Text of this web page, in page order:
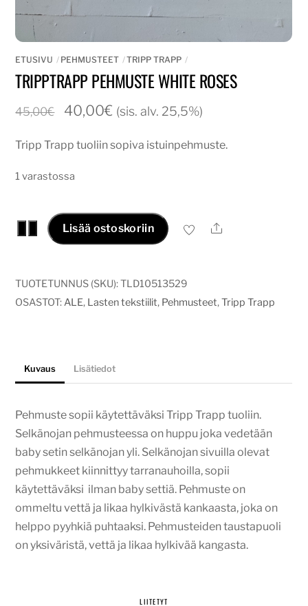
ETUSIVU PEHMUSTEET TRIPP TRAPP
TRIPPTRAPP PEHMUSTE WHITE ROSES
45,00€
Alkuperäinen
oli:
40,00€Nykyinen
on:
(sis. alv. 25,5%)
Tripp Trapp tuoliin sopiva istuinpehmuste.
1 varastossa
tripptrapp
pehmuste
roses
määrä
Lisää ostoskoriin Ale
TUOTETUNNUS (SKU):TLD10513529
OSASTOT: ALE, Lasten tekstiilit, Pehmusteet,Tripp Trapp
Kuvaus Lisätiedot
Pehmuste sopii käytettäväksi Tripp Trapp tuoliin.
Selkänojan pehmusteessa on huppu joka vedetään
baby setin selkänojan yli. Selkänojan sivuilla olevat
pehmukkeet kiinnittyy tarranauhoilla, sopii
käytettäväksi ilman baby settiä. Pehmuste on
ommeltu vettä ja likaa hylkivästä kankaasta, joka on
helppo pyyhkiä puhtaaksi. Pehmusteiden taustapuoli
on yksiväristä, vettä ja likaa hylkivää kangasta.
LIITETYT